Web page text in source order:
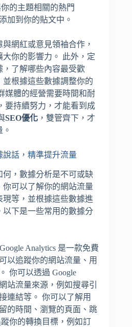
的主題相關的熱門
加到你的貼文中。
網紅或意見領袖合作，
你的影響力。 此外，定
了解哪些內容最受歡
根據這些數據調整你的
媒體的經營需要時間和耐
要持續努力，才能看到成
SEO優化 ，雙管齊下，才
話，精準提升流量
，數據分析是不可或缺
可以了解你的網站流量
等，並根據這些數據進
以下是一些常用的數據分
Google Analytics 是一款免費
以追蹤你的網站流量、用
你可以透過 Google
站流量來源，例如搜尋引
連結等。 你可以了解用
的時間、瀏覽的頁面、跳
你的轉換目標，例如訂